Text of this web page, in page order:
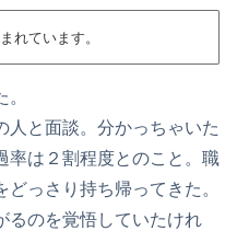
れています。
人と面談。分かっちゃいた
率は２割程度とのこと。職
っさり持ち帰ってきた。
るのを覚悟していたけれ